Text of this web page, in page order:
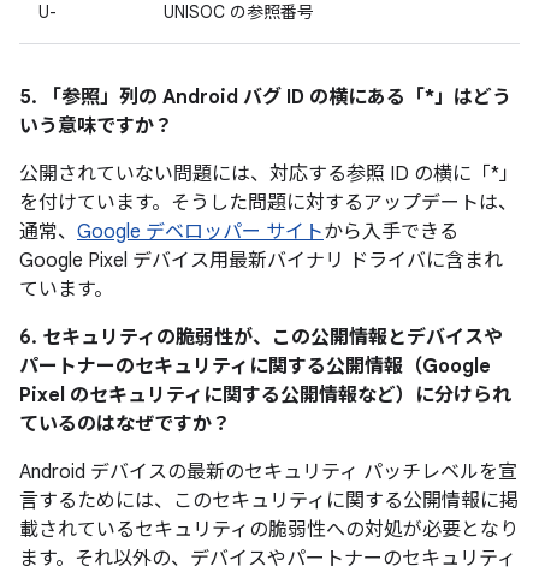
U- UNISOC の参照番号
5. 「参照」 列の Android バグ ID の横にある「*」はどう
いう意味ですか？
公開されていない問題には、対応する参照 ID の横に「*」
を付けています。そうした問題に対するアップデートは、
通常、 Google デベロッパー サイトから入手できる
Google Pixel デバイス用最新バイナリ ドライバに含まれ
ています。
6. セキュリティの脆弱性が、この公開情報とデバイスや
パートナーのセキュリティに関する公開情報（Google
Pixel のセキュリティに関する公開情報など）に分けられ
ているのはなぜですか？
Android デバイスの最新のセキュリティ パッチレベルを宣
言するためには、このセキュリティに関する公開情報に掲
載されているセキュリティの脆弱性への対処が必要となり
ます。それ以外の、デバイスやパートナーのセキュリティ